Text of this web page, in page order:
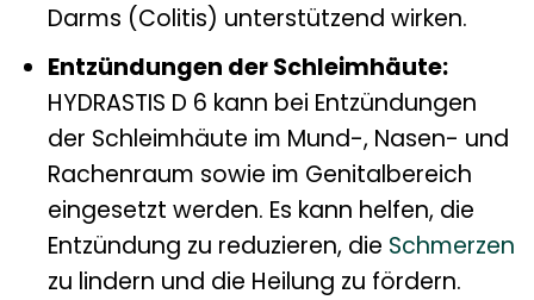
Darms (Colitis) unterstützend wirken.
Entzündungen der Schleimhäute:
HYDRASTIS D 6 kann bei Entzündungen
der Schleimhäute im Mund-, Nasen- und
Rachenraum sowie im Genitalbereich
eingesetzt werden. Es kann helfen, die
Entzündung zu reduzieren, die Schmerzen
zu lindern und die Heilung zu fördern.